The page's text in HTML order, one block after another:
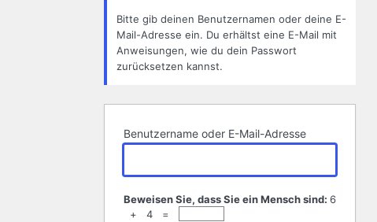
Bitte gib deinen Benutzernamen oder deine E-
Mail-Adresse ein. Du erhältst eine E-Mail mit
Anweisungen, wie du dein Passwort
zurücksetzen kannst.
Benutzername oder E-Mail-Adresse
Beweisen Sie, dass Sie ein Mensch sind: 6
+ 4 =